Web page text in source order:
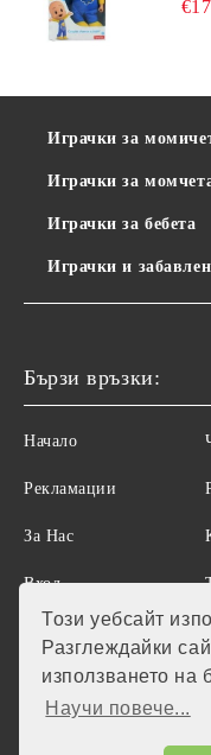
Този уебсайт
Разглеждайки
използването на
Научи повече...
Играчки за
Играчки за
Играчки за бебета
Играчки и
Бързи връзки:
Начало
Рекламации
За Нас
Вход